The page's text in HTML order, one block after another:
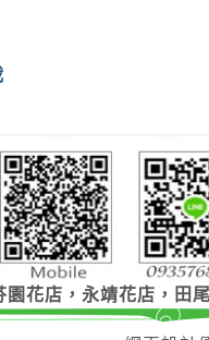
花店，永靖花店，田